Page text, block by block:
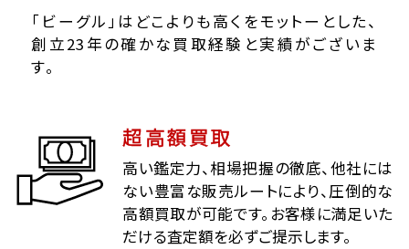
「ビーグル」はどこよりも高くをモットーとした、
創立23年の確かな買取経験と実績がございま
す。
超高額買取
高い鑑定力、相場把握の徹底、他社には
ない豊富な販売ルートにより、圧倒的な
高額買取が可能です。お客様に満足いた
だける査定額を必ずご提示します。